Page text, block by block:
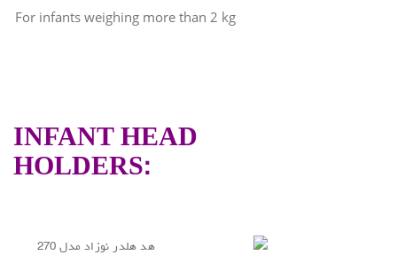
For infants weighing more than 2 kg
INFANT HEAD
HOLDERS: